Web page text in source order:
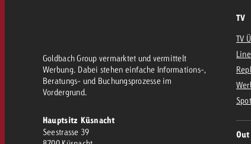
Goldbach Group vermarktet und vermittelt
Werbung. Dabei stehen einfache Informations-,
Beratungs- und Buchungsprozesse im
Vordergrund.
Hauptsitz Küsnacht
Seestrasse 39
TV
TV